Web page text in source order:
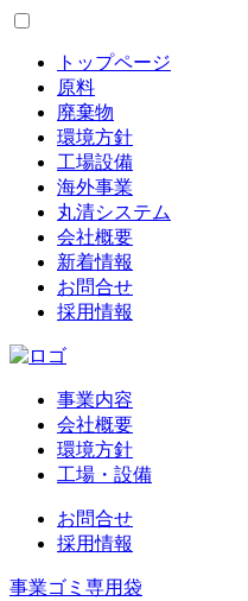
トップページ
原料
廃棄物
環境方針
工場設備
海外事業
丸清システム
会社概要
新着情報
お問合せ
採用情報
事業内容
会社概要
環境方針
工場・設備
お問合せ
採用情報
事業ゴミ専用袋